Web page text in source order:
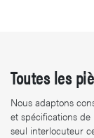
Toutes les
Nous adaptons
et spécifications
seul interlocuteur